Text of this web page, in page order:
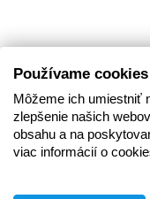
Používame cookies
Môžeme ich umiestniť
zlepšenie našich
obsahu a na
viac informácií o